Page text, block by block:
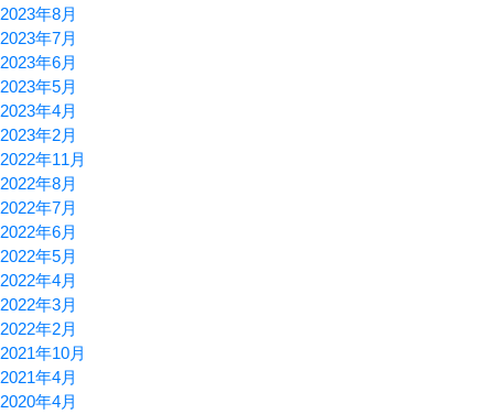
2023年8月
2023年7月
2023年6月
2023年5月
2023年4月
2023年2月
2022年11月
2022年8月
2022年7月
2022年6月
2022年5月
2022年4月
2022年3月
2022年2月
2021年10月
2021年4月
2020年4月